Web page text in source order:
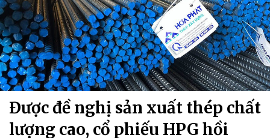
Được đề nghị sản xuất thép chất
lượng cao, cổ phiếu HPG hồi